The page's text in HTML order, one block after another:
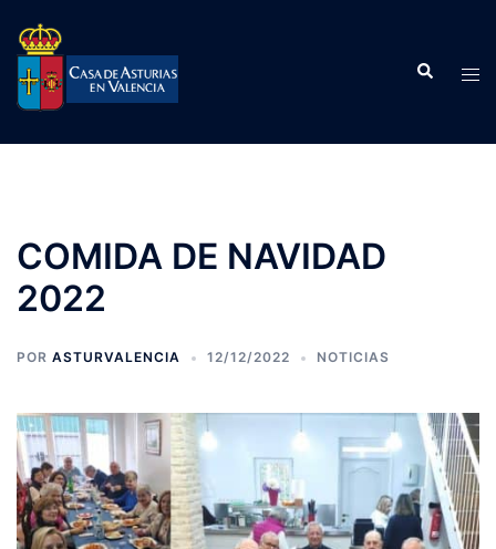
contenido
Buscar
COMIDA DE NAVIDAD
2022
POR ASTURVALENCIA 12/12/2022 NOTICIAS